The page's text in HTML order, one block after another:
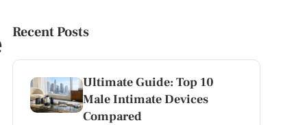
Recent Posts
Ultimate Guide: Top 10
Male Intimate Devices
Compared